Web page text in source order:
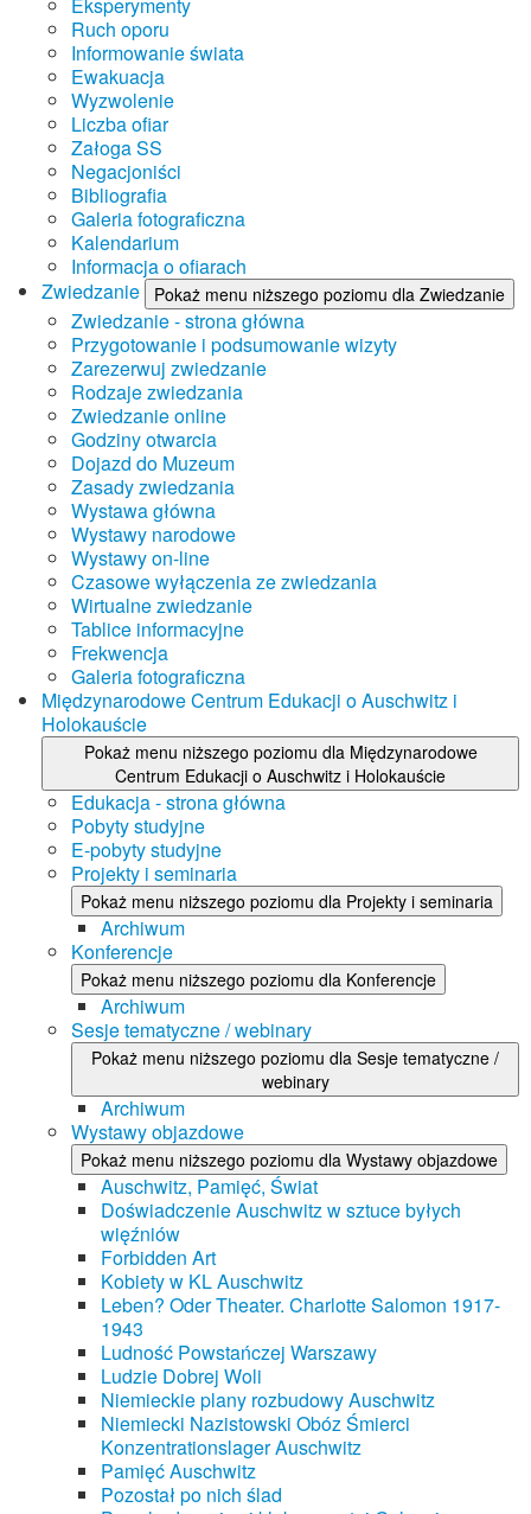
Ruch oporu
Informowanie świata
Ewakuacja
Wyzwolenie
Liczba ofiar
Załoga SS
Negacjoniści
Bibliografia
Galeria fotograficzna
Kalendarium
Informacja o ofiarach
Zwiedzanie
Pokaż menu niższego poziomu dla Zwiedzanie
Zwiedzanie - strona główna
Przygotowanie i podsumowanie wizyty
Zarezerwuj zwiedzanie
Rodzaje zwiedzania
Zwiedzanie online
Godziny otwarcia
Dojazd do Muzeum
Zasady zwiedzania
Wystawa główna
Wystawy narodowe
Wystawy on-line
Czasowe wyłączenia ze zwiedzania
Wirtualne zwiedzanie
Tablice informacyjne
Frekwencja
Galeria fotograficzna
Międzynarodowe Centrum Edukacji o Auschwitz i
Holokauście
Pokaż menu niższego poziomu dla Międzynarodowe
Centrum Edukacji o Auschwitz i Holokauście
Edukacja - strona główna
Pobyty studyjne
E-pobyty studyjne
Projekty i seminaria
Pokaż menu niższego poziomu dla Projekty i seminaria
Archiwum
Konferencje
Pokaż menu niższego poziomu dla Konferencje
Archiwum
Sesje tematyczne / webinary
Pokaż menu niższego poziomu dla Sesje tematyczne /
webinary
Archiwum
Wystawy objazdowe
Pokaż menu niższego poziomu dla Wystawy objazdowe
Auschwitz, Pamięć, Świat
Doświadczenie Auschwitz w sztuce byłych
więźniów
Forbidden Art
Kobiety w KL Auschwitz
Leben? Oder Theater. Charlotte Salomon 1917-
1943
Ludność Powstańczej Warszawy
Ludzie Dobrej Woli
Niemieckie plany rozbudowy Auschwitz
Niemiecki Nazistowski Obóz Śmierci
Konzentrationslager Auschwitz
Pamięć Auschwitz
Pozostał po nich ślad